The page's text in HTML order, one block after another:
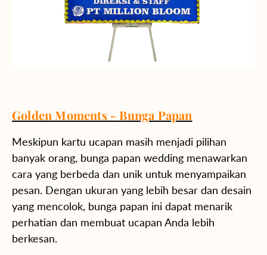
Golden Moments - Bunga Papan
Meskipun kartu ucapan masih menjadi pilihan
banyak orang, bunga papan wedding menawarkan
cara yang berbeda dan unik untuk menyampaikan
pesan. Dengan ukuran yang lebih besar dan desain
yang mencolok, bunga papan ini dapat menarik
perhatian dan membuat ucapan Anda lebih
berkesan.